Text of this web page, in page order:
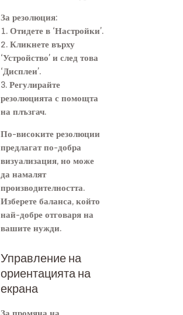
За резолюция:
1. Отидете в ‘Настройки’.
2. Кликнете върху
‘Устройство’ и след това
‘Дисплеи’.
3. Регулирайте
резолюцията с помощта
на плъзгач.
По-високите резолюции
предлагат по-добра
визуализация, но може
да намалят
производителността.
Изберете баланса, който
най-добре отговаря на
вашите нужди.
Управление на
ориентацията на
екрана